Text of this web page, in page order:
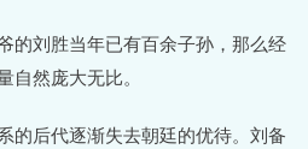
的刘胜当年已有百余子孙，那么经
然庞大无比。
的后代逐渐失去朝廷的优待。刘备